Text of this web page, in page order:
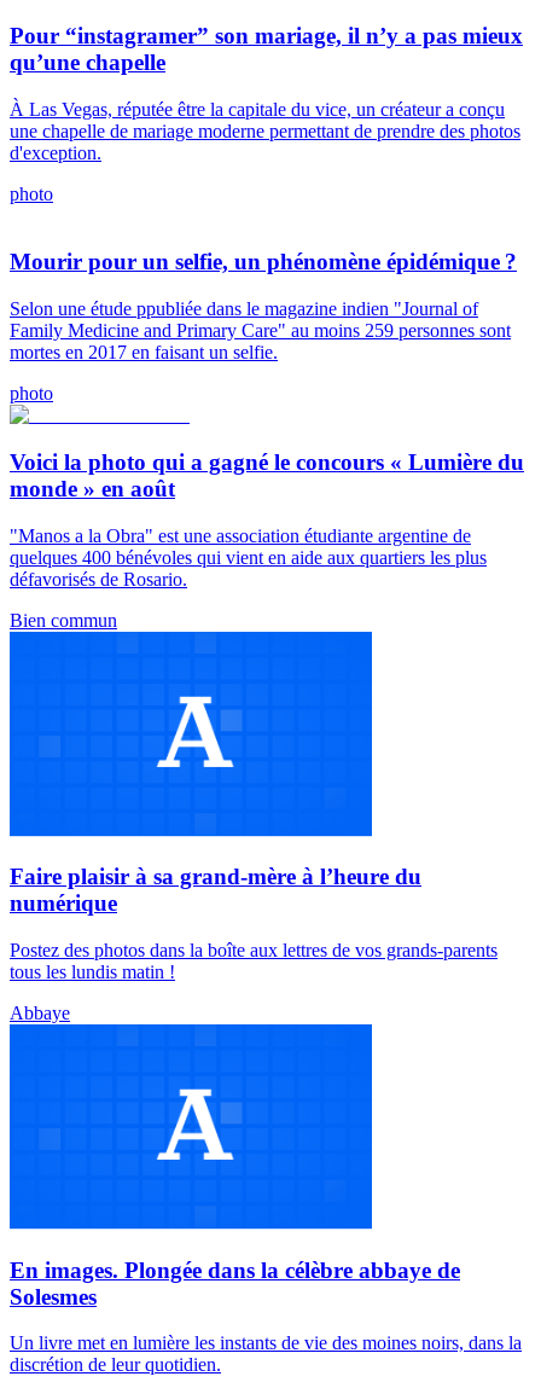
Pour “instagramer” son mariage, il n’y a pas mieux
qu’une chapelle
À Las Vegas, réputée être la capitale du vice, un créateur a conçu
une chapelle de mariage moderne permettant de prendre des photos
d'exception.
photo
Mourir pour un selfie, un phénomène épidémique ?
Selon une étude ppubliée dans le magazine indien "Journal of
Family Medicine and Primary Care" au moins 259 personnes sont
mortes en 2017 en faisant un selfie.
photo
Voici la photo qui a gagné le concours « Lumière du
monde » en août
"Manos a la Obra" est une association étudiante argentine de
quelques 400 bénévoles qui vient en aide aux quartiers les plus
défavorisés de Rosario.
Bien commun
Faire plaisir à sa grand-mère à l’heure du
numérique
Postez des photos dans la boîte aux lettres de vos grands-parents
tous les lundis matin !
Abbaye
En images. Plongée dans la célèbre abbaye de
Solesmes
Un livre met en lumière les instants de vie des moines noirs, dans la
discrétion de leur quotidien.